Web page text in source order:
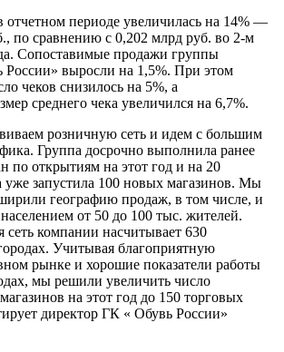
отчетном периоде увеличилась на 14% —
по сравнению с 0,202 млрд руб. во 2-м
Сопоставимые продажи группы
России» выросли на 1,5%. При этом
чеков снизилось на 5%, а
среднего чека увеличился на 6,7%.
розничную сеть и идем с большим
Группа досрочно выполнила ранее
по открытиям на этот год и на 20
уже запустила 100 новых магазинов. Мы
географию продаж, в том числе, и
населением от 50 до 100 тыс. жителей.
сеть компании насчитывает 630
Учитывая благоприятную
рынке и хорошие показатели работы
мы решили увеличить число
на этот год до 150 торговых
директор ГК « Обувь России»